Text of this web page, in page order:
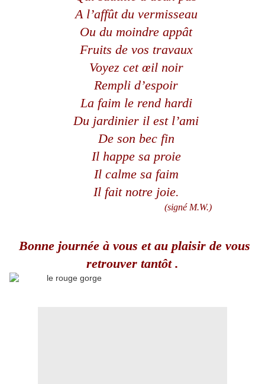
A l’affût du vermisseau
Ou du moindre appât
Fruits de vos travaux
Voyez cet œil noir
Rempli d’espoir
La faim le rend hardi
Du jardinier il est l’ami
De son bec fin
Il happe sa proie
Il calme sa faim
Il fait notre joie.
(signé M.W.)
Bonne journée à vous et au plaisir de vous
retrouver tantôt .